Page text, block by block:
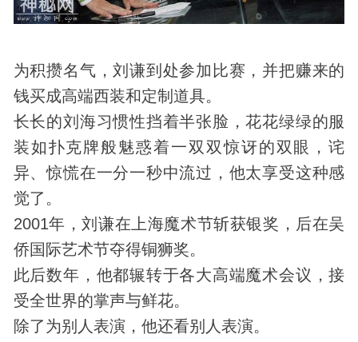
为积攒名气，刘谦到处参加比赛，并把赚来的
钱买成高端西装和定制道具。
长长的刘海习惯性挡着半张脸，花花绿绿的服
装如扑克牌般魅惑着一双双惊讶的双眼，诧
异、惊慌在一分一秒中流过，他太享受这种感
觉了。
2001年，刘谦在上海魔术节斩获银奖，后在吴
侨国际艺术节夺得铜狮奖。
此后数年，他都辗转于各大高端魔术会议，接
受全世界的掌声与鲜花。
除了为别人表演，他还看别人表演。